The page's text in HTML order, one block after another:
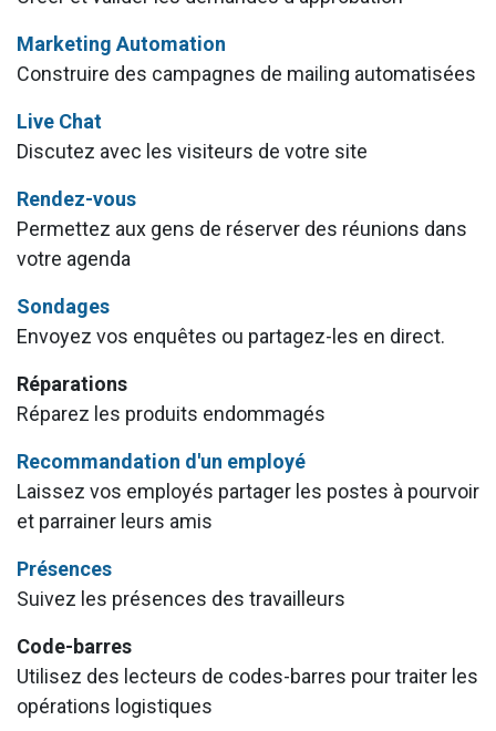
Marketing Automation
Construire des campagnes de mailing automatisées
Live Chat
Discutez avec les visiteurs de votre site
Rendez-vous
Permettez aux gens de réserver des réunions dans
votre agenda
Sondages
Envoyez vos enquêtes ou partagez-les en direct.
Réparations
Réparez les produits endommagés
Recommandation d'un employé
Laissez vos employés partager les postes à pourvoir
et parrainer leurs amis
Présences
Suivez les présences des travailleurs
Code-barres
Utilisez des lecteurs de codes-barres pour traiter les
opérations logistiques